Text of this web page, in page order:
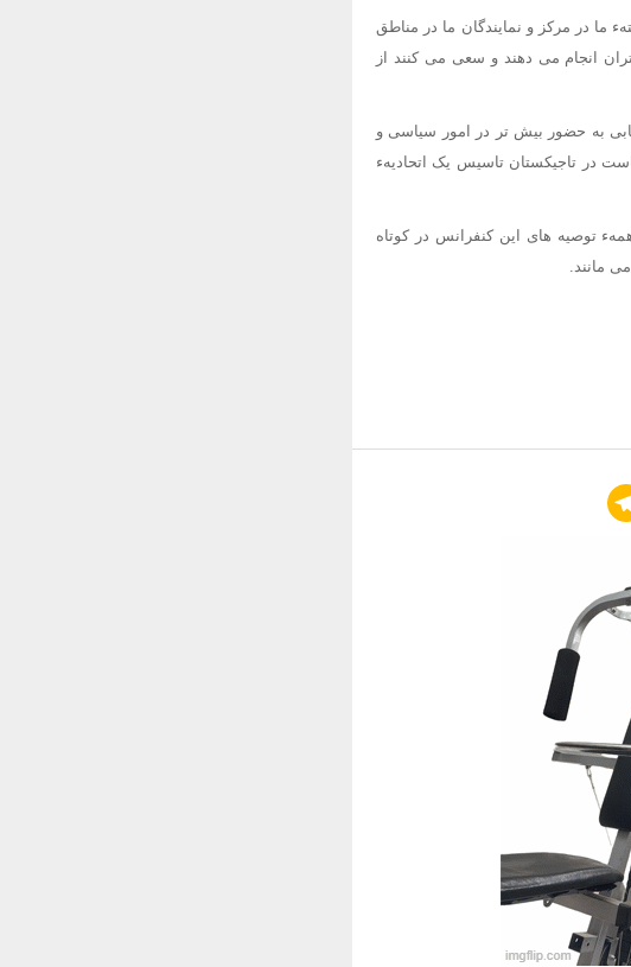
ما در مرکز و نمایندگان ما در مناطق
انجام می دهند و سعی می کنند از
به حضور بیش تر در امور سیاسی و
در تاجیکستان تاسیس یک اتحادیهء
توصیه های این کنفرانس در کوتاه
مانند.